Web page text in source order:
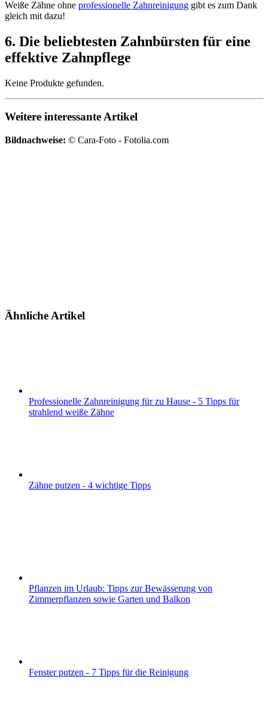
Weiße Zähne ohne professionelle Zahnreinigung gibt es zum Dank
gleich mit dazu!
6. Die beliebtesten Zahnbürsten für eine
effektive Zahnpflege
Keine Produkte gefunden.
Weitere interessante Artikel
Bildnachweise: © Cara-Foto - Fotolia.com
Ähnliche Artikel
Professionelle Zahnreinigung für zu Hause - 5 Tipps für
strahlend weiße Zähne
Zähne putzen - 4 wichtige Tipps
Pflanzen im Urlaub: Tipps zur Bewässerung von
Zimmerpflanzen sowie Garten und Balkon
Fenster putzen - 7 Tipps für die Reinigung